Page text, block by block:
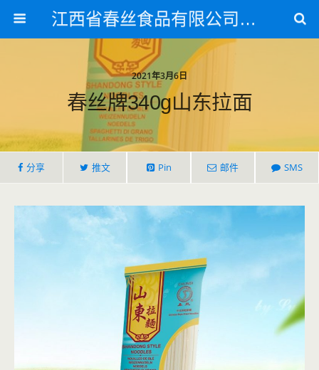
江西省春丝食品有限公司官方网站
2021年3月6日
春丝牌340g山东拉面
分享 推文 Pin 邮件 SMS